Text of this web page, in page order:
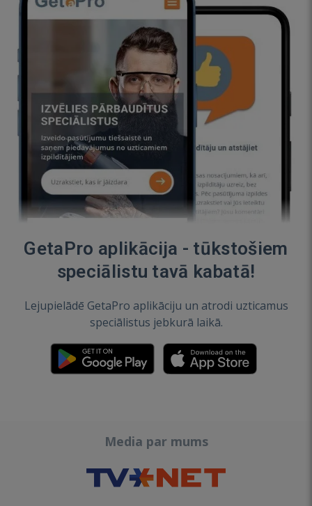
GetaPro aplikācija - tūkstošiem
speciālistu tavā kabatā!
Lejupielādē GetaPro aplikāciju un atrodi uzticamus
speciālistus jebkurā laikā.
Media par mums